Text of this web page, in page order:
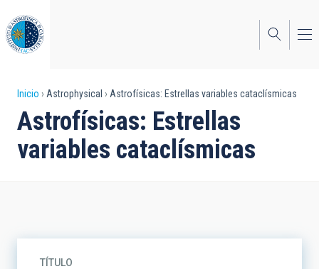
al
contenido
principal
Sobrescribir
enlaces
de
Inicio Astrophysical Astrofísicas: Estrellas variables cataclísmicas
Astrofísicas: Estrellas
variables cataclísmicas
TÍTULO